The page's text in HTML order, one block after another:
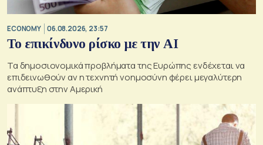
ECONOMY 06.08.2026, 23:57
Το επικίνδυνο ρίσκο με την ΑΙ
Τα δημοσιονομικά προβλήματα της Ευρώπης ενδέχεται να
επιδεινωθούν αν η τεχνητή νοημοσύνη φέρει μεγαλύτερη
ανάπτυξη στην Αμερική